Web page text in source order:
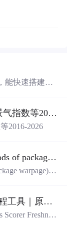
能快速搭建应
代码，一键生
的Arco D
易上手、代
框架性能和并
NPI综合景气指数 NPI集装箱码头景气指数等2016-2026
2016-2026
JEITA ED-7306 (Measurement methods of package warpage).pdf
warpage).p
自主编码变更回滚准备度新鲜度排程工具｜原创源码+测试+离线报告
Scorer Freshnes